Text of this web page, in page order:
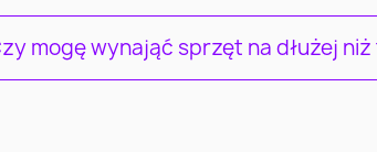
mogę wynająć sprzęt na dłużej